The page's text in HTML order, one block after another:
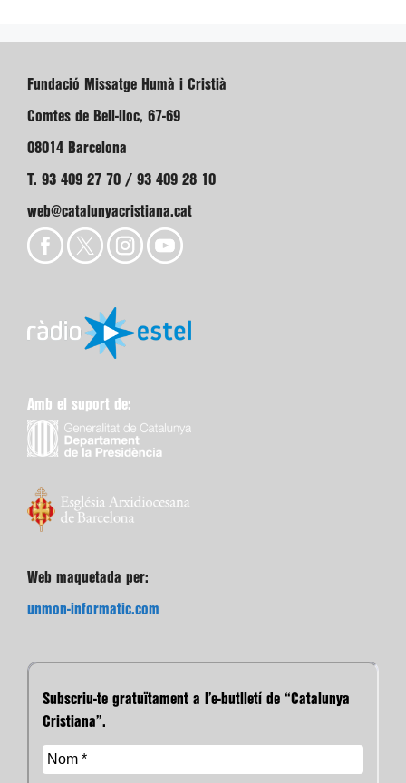
Fundació Missatge Humà i Cristià
Comtes de Bell-lloc, 67-69
08014 Barcelona
T. 93 409 27 70 / 93 409 28 10
web@catalunyacristiana.cat
Amb el suport de:
Web maquetada per:
unmon-informatic.com
Subscriu-te gratuïtament a l’e-butlletí de “Catalunya
Cristiana”.